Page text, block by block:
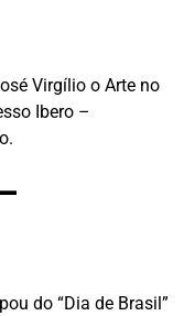
Virgílio o Arte no
Ibero –
do “Dia de Brasil”